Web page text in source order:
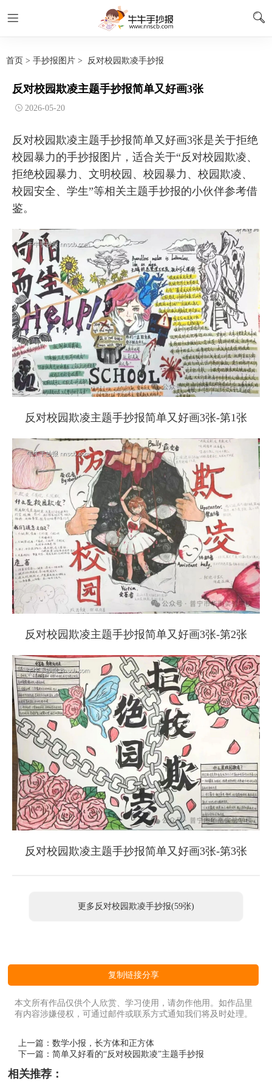
首页 > 手抄报图片 > 反对校园欺凌手抄报
反对校园欺凌主题手抄报简单又好画3张
2026-05-20
反对校园欺凌主题手抄报简单又好画3张是关于拒绝
校园暴力的手抄报图片，适合关于“反对校园欺凌、
拒绝校园暴力、文明校园、校园暴力、校园欺凌、
校园安全、学生”等相关主题手抄报的小伙伴参考借
鉴。
反对校园欺凌主题手抄报简单又好画3张-第1张
反对校园欺凌主题手抄报简单又好画3张-第2张
反对校园欺凌主题手抄报简单又好画3张-第3张
更多反对校园欺凌手抄报(59张)
复制链接分享
本文所有作品仅供个人欣赏、学习使用，请勿作他用。如作品里
有内容涉嫌侵权，可通过邮件或联系方式通知我们将及时处理。
上一篇：数学小报，长方体和正方体
下一篇：简单又好看的“反对校园欺凌”主题手抄报
相关推荐：